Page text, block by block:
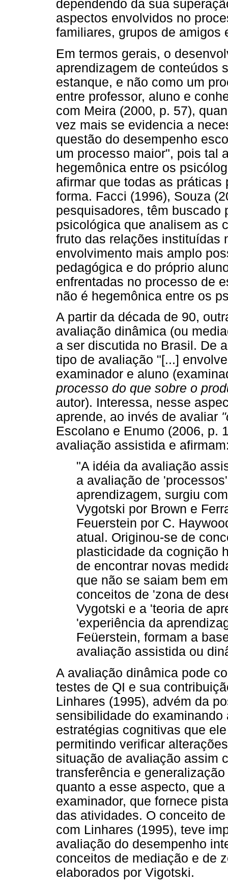
dependendo da sua
aspectos envolvidos no
familiares, grupos de amigos
Em termos gerais, o
aprendizagem de conteúdos
estanque, e não como um
entre professor, aluno e
com Meira (2000, p. 57),
vez mais se evidencia a
questão do desempenho
um processo maior", pois tal
hegemônica entre os
afirmar que todas as
forma. Facci (1996), Souza
pesquisadores, têm buscado
psicológica que analisem as
fruto das relações instituídas
envolvimento mais amplo
pedagógica e do próprio
enfrentadas no processo de
não é hegemônica entre os
A partir da década de 90,
avaliação dinâmica (ou
a ser discutida no Brasil. De
tipo de avaliação "[...]
examinador e aluno
processo do que sobre o
autor). Interessa, nesse
aprende, ao invés de avaliar
Escolano e Enumo (2006, p.
avaliação assistida e
"A idéia da avaliação
a avaliação de
aprendizagem, surgiu
Vygotski por Brown e
Feuerstein por C.
atual. Originou-se de
plasticidade da cognição
de encontrar novas
que não se saiam bem
conceitos de 'zona de
Vygotski e a 'teoria de
'experiência da
Feüerstein, formam a
avaliação assistida ou
A avaliação dinâmica pode
testes de QI e sua
Linhares (1995), advém da
sensibilidade do
estratégias cognitivas que
permitindo verificar
situação de avaliação assim
transferência e
quanto a esse aspecto, que
examinador, que fornece
das atividades. O conceito
com Linhares (1995), teve
avaliação do desempenho
conceitos de mediação e de
elaborados por Vigotski.